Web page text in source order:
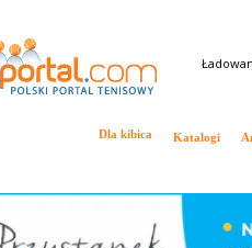
Dla kibica Katalogi